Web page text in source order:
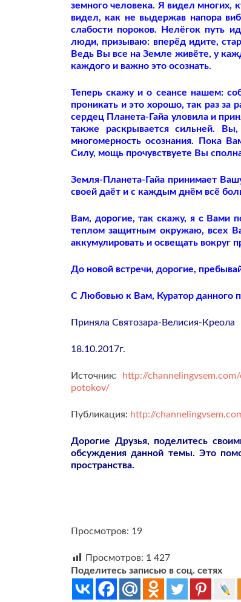
земного человека. Я видел многих,
видел, как не выдержав напора
слабости пороков. Нелёгок путь
люди, призываю: вперёд идите,
Ведь Вы все на Земле живёте, у
каждого и важно это осознать.
Теперь скажу и о сеансе нашем:
проникать и это хорошо, так раз за
сердец Планета-Гайа уловила и
также раскрывается сильней.
многомерность осознания. Пока
Силу, мощь прочувствуете Вы
Земля-Планета-Гайа принимает
своей даёт и с каждым днём всё
Вам, дорогие, так скажу, я с Вами
теплом защитным окружаю, всех
аккумулировать и освещать вокруг
До новой встречи, дорогие,
С Любовью к Вам, Куратор данного
Приняла Святозара-Велисия-Креола
18.10.2017г.
Источник: http://
potokov/
Публикация: http://
Дорогие Друзья, поделитесь
обсуждения данной темы. Это
пространства.
Просмотров: 19
Просмотров: 1 427
Поделитесь записью в соц. сетях